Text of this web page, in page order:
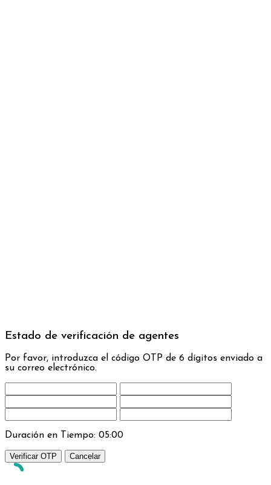
Estado de verificación de agentes
Por favor, introduzca el código OTP de 6 dígitos enviado a
su correo electrónico.
Duración en Tiempo: 05:00
Verificar OTP Cancelar